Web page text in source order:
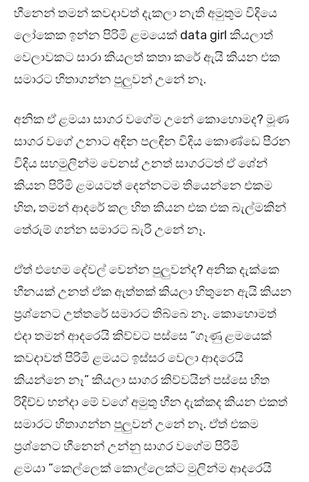
හීනෙන් තමන් කවදාවත් දැකලා නැති අමුතුම විදියෙ
ලෝකෙක ඉන්න පිරිමි ළමයෙක් data girl කියලාත්
වෙලාවකට සාරා කියලත් කතා කරේ ඇයි කියන එක
සමාරට හිතාගන්න පුලුවන් උනේ නෑ.
අනික ඒ ළමයා සාගර වගේම උනේ කොහොමද? මූණ
සාගර වගේ උනාට අඳින පලඳින විදිය කොණ්ඩෙ පීරන
විදිය සහමුලින්ම වෙනස් උනත් සාගරටත් ඒ ශේන්
කියන පිරිමි ළමයටත් දෙන්නටම තියෙන්නෙ එකම
හිත, තමන් ආදරේ කල හිත කියන එක එක බැල්මකින්
තේරුම් ගන්න සමාරට බැරි උනේ නෑ.
ඒත් එහෙම දේවල් වෙන්න පුලුවන්ද? අනික දැක්කෙ
හීනයක් උනත් ඒක ඇත්තක් කියලා හිතුනෙ ඇයි කියන
ප්‍රශ්නෙට උත්තරේ සමාරට තිබ්බෙ නෑ. කොහොමත්
එදා තමන් ආදරෙයි කිව්වට පස්සෙ “ගෑණු ළමයෙක්
කවදාවත් පිරිමි ළමයට ඉස්සර වෙලා ආදරෙයි
කියන්නෙ නෑ” කියලා සාගර කිව්වයින් පස්සෙ හිත
රිදිච්ච හන්දා මේ වගේ අමුතු හීන දැක්කද කියන එකත්
සමාරට හිතාගන්න පුලුවන් උනේ නෑ. ඒත් එකම
ප්‍රශ්නෙට හීනෙන් උන්නු සාගර වගේම පිරිමි
ළමයා “කෙල්ලෙක් කොල්ලෙක්ට මුලින්ම ආදරෙයි